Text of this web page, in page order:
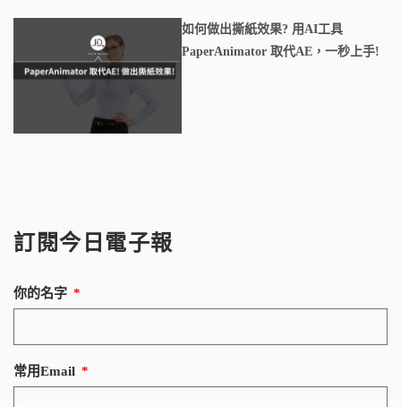
如何做出撕紙效果? 用AI工具
PaperAnimator 取代AE，一秒上手!
訂閱今日電子報
你的名字
常用Email